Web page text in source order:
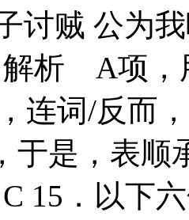
讨贼 公为
解析 A项，
连词/反而
于是，表顺
15．以下